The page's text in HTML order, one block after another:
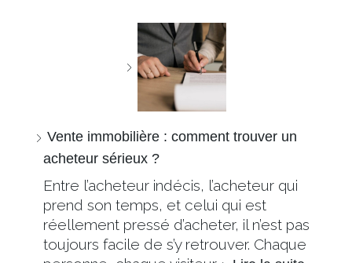
Vente immobilière : comment trouver un
acheteur sérieux ?
Entre l’acheteur indécis, l’acheteur qui
prend son temps, et celui qui est
réellement pressé d’acheter, il n’est pas
toujours facile de s’y retrouver. Chaque